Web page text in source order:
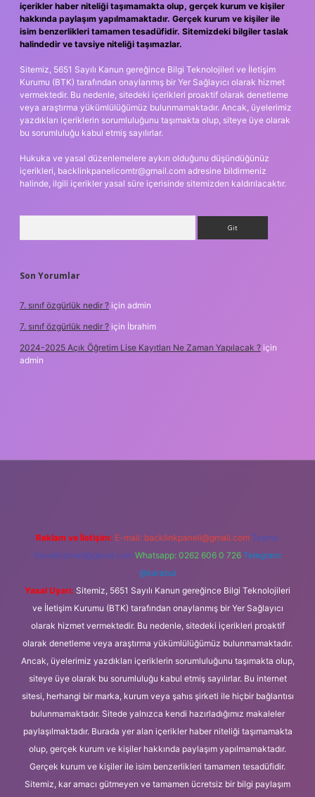
içerikler haber niteliği taşımamakta olup, gerçek kurum ve kişiler
hakkında paylaşım yapılmamaktadır. Gerçek kurum ve kişiler ile
isim benzerlikleri tamamen tesadüfidir. Sitemizdeki bilgiler taslak
halindedir ve tavsiye niteliği taşımazlar.
Sitemiz, 5651 Sayılı Kanun gereğince Bilgi Teknolojileri ve İletişim
Kurumu (BTK) tarafından onaylanmış bir Yer Sağlayıcı olarak hizmet
vermektedir. Bu nedenle, sitedeki içerikleri proaktif olarak denetleme
veya araştırma yükümlülüğümüz bulunmamaktadır. Ancak, üyelerimiz
yazdıkları içeriklerin sorumluluğunu taşımakta olup, siteye üye olarak
bu sorumluluğu kabul etmiş sayılırlar.
Hukuka ve yasal düzenlemelere aykırı olduğunu düşündüğünüz
içerikleri, backlinkpanelicomtr@gmail.com adresine bildirmeniz
halinde, ilgili içerikler yasal süre içerisinde sitemizden kaldırılacaktır.
Son Yorumlar
7. sınıf özgürlük nedir ? için admin
7. sınıf özgürlük nedir ? için İbrahim
2024-2025 Açık Öğretim Lise Kayıtları Ne Zaman Yapılacak ? için
admin
Reklam ve İletişim: E-mail: backlinkpaneli@gmail.com Teams:
forumhizmeti@gmail.com Whatsapp: 0262 606 0 726 Telegram:
@karabul
Yasal Uyarı: Sitemiz, 5651 Sayılı Kanun gereğince Bilgi Teknolojileri
ve İletişim Kurumu (BTK) tarafından onaylanmış bir Yer Sağlayıcı
olarak hizmet vermektedir. Bu nedenle, sitedeki içerikleri proaktif
olarak denetleme veya araştırma yükümlülüğümüz bulunmamaktadır.
Ancak, üyelerimiz yazdıkları içeriklerin sorumluluğunu taşımakta olup,
siteye üye olarak bu sorumluluğu kabul etmiş sayılırlar. Bu internet
sitesi, herhangi bir marka, kurum veya şahıs şirketi ile hiçbir bağlantısı
bulunmamaktadır. Sitede yalnızca kendi hazırladığımız makaleler
paylaşılmaktadır. Burada yer alan içerikler haber niteliği taşımamakta
olup, gerçek kurum ve kişiler hakkında paylaşım yapılmamaktadır.
Gerçek kurum ve kişiler ile isim benzerlikleri tamamen tesadüfidir.
Sitemiz, kar amacı gütmeyen ve tamamen ücretsiz bir bilgi paylaşım